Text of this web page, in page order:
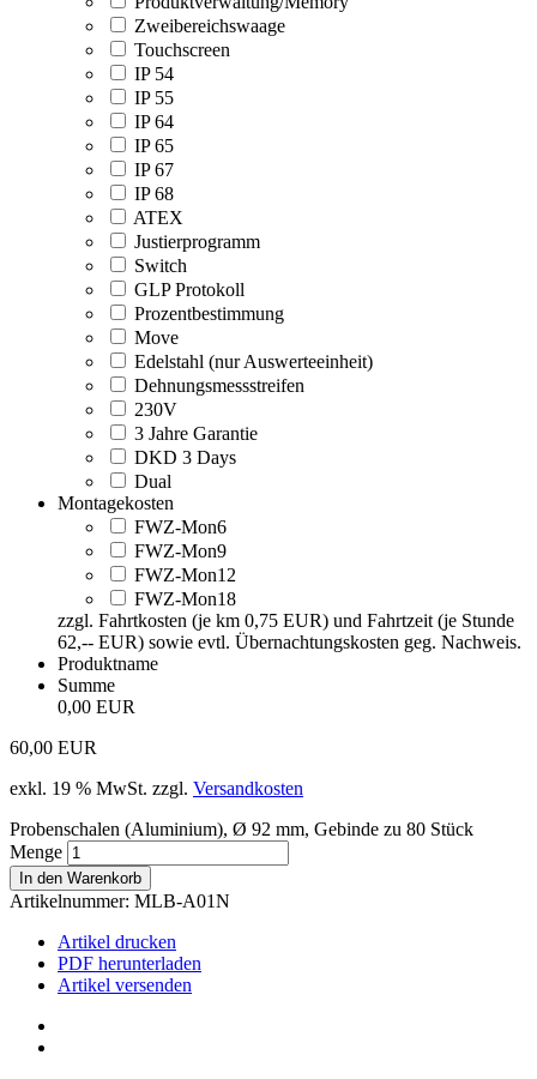
Zweibereichswaage
Touchscreen
IP 54
IP 55
IP 64
IP 65
IP 67
IP 68
ATEX
Justierprogramm
Switch
GLP Protokoll
Prozentbestimmung
Move
Edelstahl (nur Auswerteeinheit)
Dehnungsmessstreifen
230V
3 Jahre Garantie
DKD 3 Days
Dual
Montagekosten
FWZ-Mon6
FWZ-Mon9
FWZ-Mon12
FWZ-Mon18
zzgl. Fahrtkosten (je km 0,75 EUR) und Fahrtzeit (je Stunde
62,-- EUR) sowie evtl. Übernachtungskosten geg. Nachweis.
Produktname
Summe
0,00 EUR
60,00 EUR
exkl. 19 % MwSt. zzgl. Versandkosten
Probenschalen (Aluminium), Ø 92 mm, Gebinde zu 80 Stück
Menge
In den Warenkorb
Artikelnummer: MLB-A01N
Artikel drucken
PDF herunterladen
Artikel versenden